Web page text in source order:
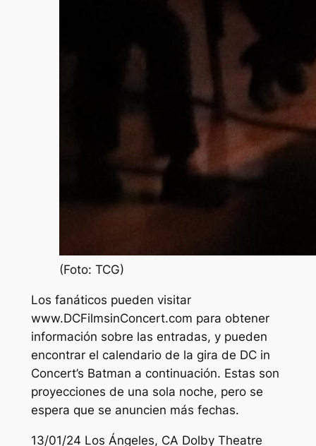
(Foto: TCG)
Los fanáticos pueden visitar
www.DCFilmsinConcert.com para obtener
información sobre las entradas, y pueden
encontrar el calendario de la gira de DC in
Concert’s Batman a continuación. Estas son
proyecciones de una sola noche, pero se
espera que se anuncien más fechas.
13/01/24 Los Ángeles, CA Dolby Theatre